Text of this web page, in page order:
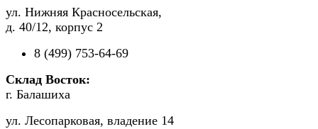
ул. Нижняя Красносельская,
д. 40/12, корпус 2
8 (499) 753-64-69
Склад Восток:
г. Балашиха
ул. Лесопарковая, владение 14